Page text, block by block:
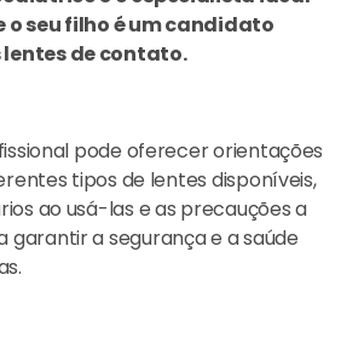
seu filho é um candidato
de contato.
pode oferecer orientações
tipos de lentes disponíveis,
ao usá-las e as precauções a
a segurança e a saúde